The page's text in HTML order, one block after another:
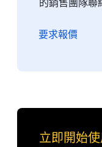
的銷售團隊聯
要求報價
立即開始使